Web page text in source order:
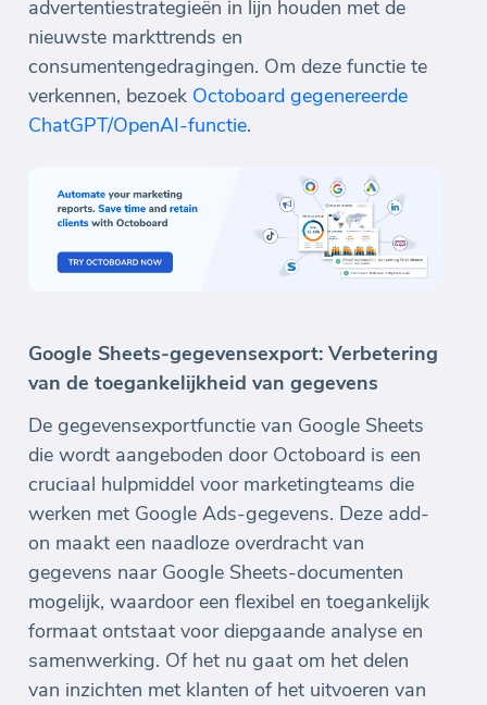
advertentiestrategieën in lijn houden met de
nieuwste markttrends en
consumentengedragingen. Om deze functie te
verkennen, bezoek Octoboard gegenereerde
ChatGPT/OpenAI-functie.
Google Sheets-gegevensexport: Verbetering
van de toegankelijkheid van gegevens
De gegevensexportfunctie van Google Sheets
die wordt aangeboden door Octoboard is een
cruciaal hulpmiddel voor marketingteams die
werken met Google Ads-gegevens. Deze add-
on maakt een naadloze overdracht van
gegevens naar Google Sheets-documenten
mogelijk, waardoor een flexibel en toegankelijk
formaat ontstaat voor diepgaande analyse en
samenwerking. Of het nu gaat om het delen
van inzichten met klanten of het uitvoeren van